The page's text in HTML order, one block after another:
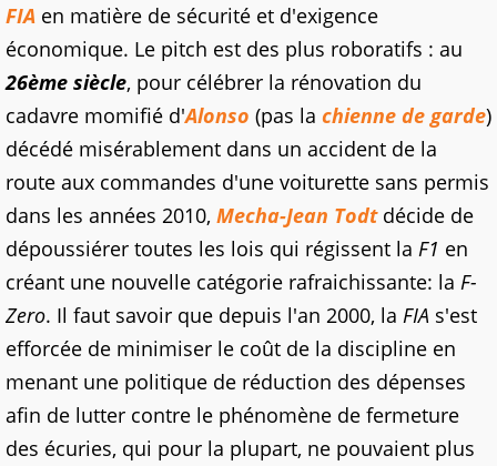
FIA en matière de sécurité et d'exigence
économique. Le pitch est des plus roboratifs : au
26ème siècle, pour célébrer la rénovation du
cadavre momifié d'Alonso (pas la chienne de garde)
décédé misérablement dans un accident de la
route aux commandes d'une voiturette sans permis
dans les années 2010, Mecha-Jean Todtdécide de
dépoussiérer toutes les lois qui régissent la F1 en
créant une nouvelle catégorie rafraichissante: la F-
Zero. Il faut savoir que depuis l'an 2000, la FIA s'est
efforcée de minimiser le coût de la discipline en
menant une politique de réduction des dépenses
afin de lutter contre le phénomène de fermeture
des écuries, qui pour la plupart, ne pouvaient plus